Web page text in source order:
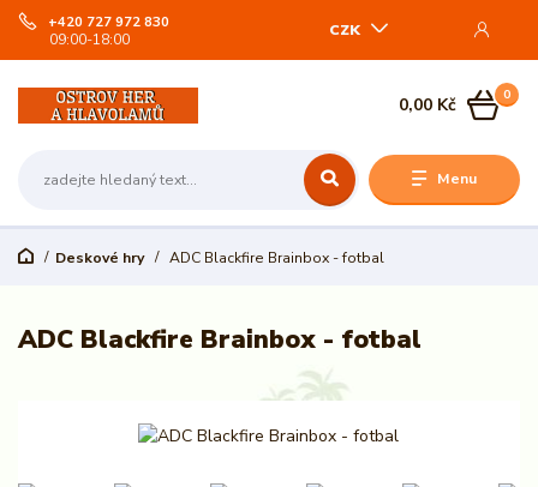
Menu
CZK
+420 727 972 830
09:00-18:00
0
0,00 Kč
Deskové hry ADC Blackfire Brainbox - fotbal
ADC Blackfire Brainbox - fotbal